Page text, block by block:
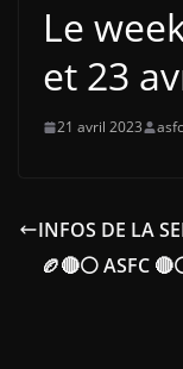
Le
et 23
21 avril 2023
INFOS DE LA
🏉🔴⚪ ASFC